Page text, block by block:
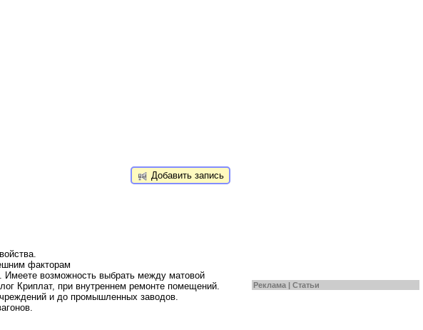
Реклама | Статьи
Добавить запись
факторам
возможность выбрать между матовой
Криплат, при внутреннем ремонте помещений.
и до промышленных заводов.